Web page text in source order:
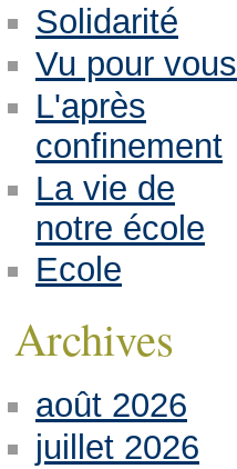
Solidarité
Vu pour vous
L'après
confinement
La vie de
notre école
Ecole
Archives
août 2026
juillet 2026